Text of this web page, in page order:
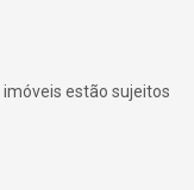
estão sujeitos